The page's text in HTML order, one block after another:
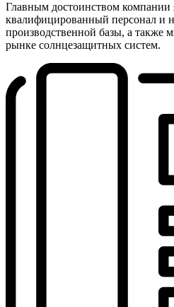
Главным достоинством компании
квалифицированный персонал и
производственной базы, а также
рынке солнцезащитных систем.